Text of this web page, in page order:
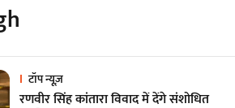
टॉप न्यूज़
रणवीर सिंह कांतारा विवाद में देंगे संशोधित